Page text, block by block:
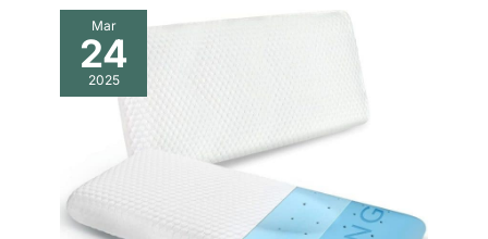
Mar
24
2025